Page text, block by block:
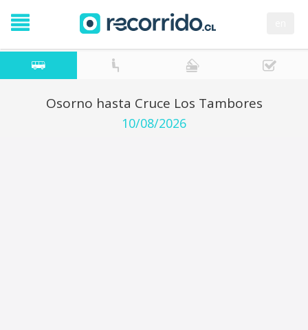
Osorno hasta Cruce Los Tambores
10/08/2026